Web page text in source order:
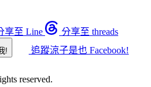
享至 Line 分享至 threads
! 追蹤涼子是也 Facebook!
reserved.